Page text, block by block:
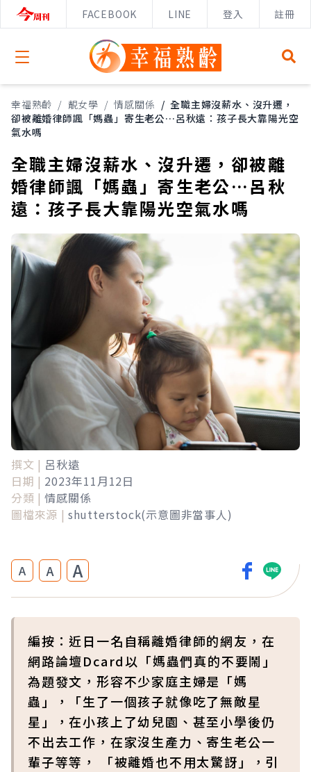
FACEBOOK LINE 登入 註冊
Open menu
幸福熟齡 / 靚女學 / 情感關係 / 全職主婦沒薪水、沒升遷，
卻被離婚律師諷「媽蟲」寄生老公…呂秋遠：孩子長大靠陽光空
氣水嗎
全職主婦沒薪水、沒升遷，卻被離
婚律師諷「媽蟲」寄生老公…呂秋
遠：孩子長大靠陽光空氣水嗎
撰文 | 呂秋遠
日期 | 2023年11月12日
分類 | 情感關係
圖檔來源 | shutterstock(示意圖非當事人)
A A A
編按：近日一名自稱離婚律師的網友，在
網路論壇Dcard以「媽蟲們真的不要鬧」
為題發文，形容不少家庭主婦是「媽
蟲」，「生了一個孩子就像吃了無敵星
星」，在小孩上了幼兒園、甚至小學後仍
不出去工作，在家沒生產力、寄生老公一
輩子等等， 「被離婚也不用太驚訝」，引